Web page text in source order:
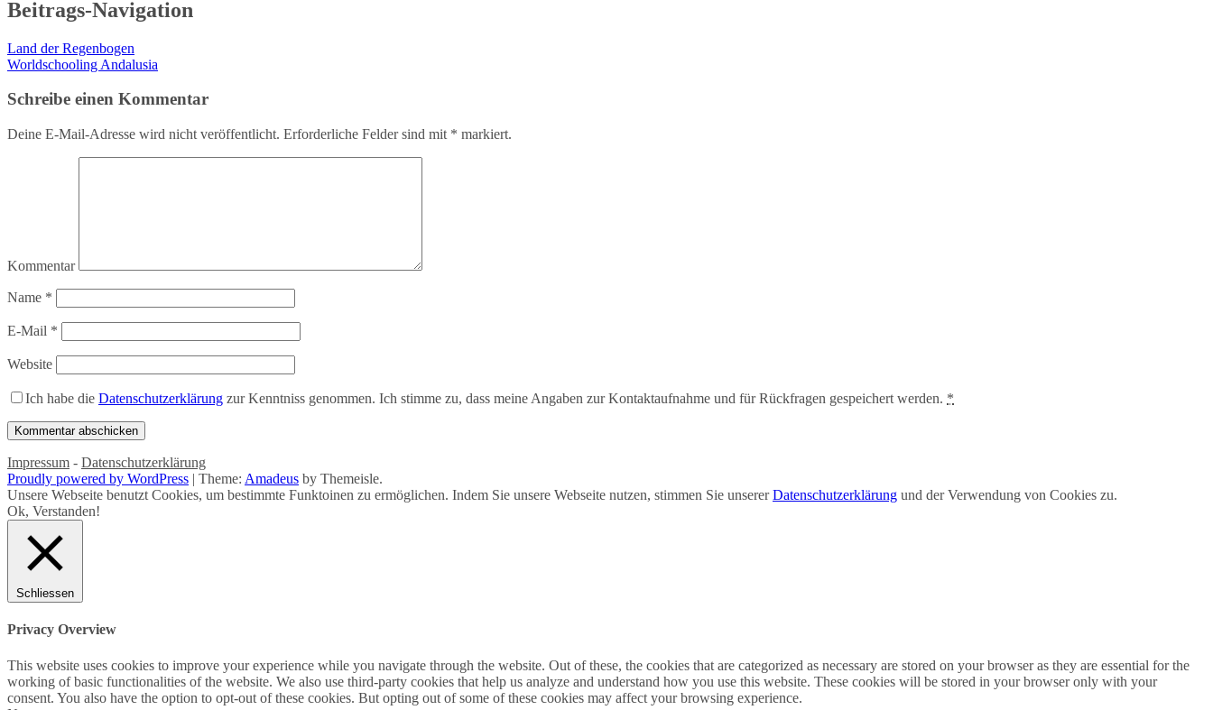
Beitrags-Navigation
Land der Regenbogen
Worldschooling Andalusia
Schreibe einen Kommentar
Deine E-Mail-Adresse wird nicht veröffentlicht. Erforderliche Felder sind mit * markiert.
Kommentar
Name *
E-Mail *
Website
Ich habe die Datenschutzerklärung zur Kenntniss genommen. Ich stimme zu, dass meine Angaben zur Kontaktaufnahme und für Rückfragen gespeichert werden. *
Impressum - Datenschutzerklärung
Proudly powered by WordPress | Theme: Amadeus by Themeisle.
Unsere Webseite benutzt Cookies, um bestimmte Funktoinen zu ermöglichen. Indem Sie unsere Webseite nutzen, stimmen Sie unsererDatenschutzerklärung und der Verwendung von Cookies zu.
Ok, Verstanden!
Schliessen
Privacy Overview
This website uses cookies to improve your experience while you navigate through the website. Out of these, the cookies that are categorized as necessary are stored on your browser as they are essential for the
working of basic functionalities of the website. We also use third-party cookies that help us analyze and understand how you use this website. These cookies will be stored in your browser only with your
consent. You also have the option to opt-out of these cookies. But opting out of some of these cookies may affect your browsing experience.